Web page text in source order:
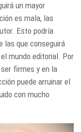
un mayor
es mala, las
Esto podría
las que conseguirá
mundo editorial. Por
firmes y en la
puede arruinar el
con mucho